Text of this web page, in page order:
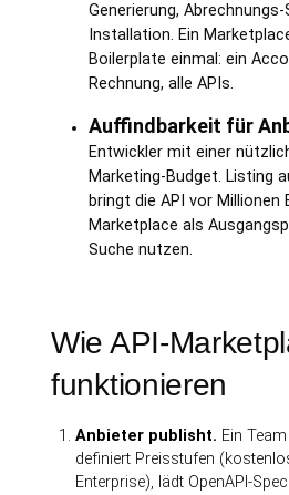
Generierung, Abrechnungs-
Installation. Ein
Boilerplate einmal: ein
Rechnung, alle APIs.
Auffindbarkeit für
Entwickler mit einer
Marketing-Budget. Listing
bringt die API vor Millionen
Marketplace als
Suche nutzen.
Wie API-
funktionieren
Anbieter publisht. Ein
definiert Preisstufen
Enterprise), lädt OpenAPI-